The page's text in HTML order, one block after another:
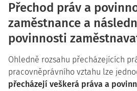
Přechod práv a
zaměstnance a
povinnosti
Ohledně rozsahu přecházejících
pracovněprávního vztahu lze
přecházejí veškerá práva a